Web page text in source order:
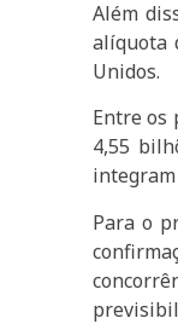
Além
alíquota
Unidos.
Entre os
4,55
Para o